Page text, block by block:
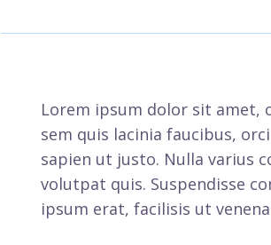
Lorem ipsum dolor sit amet,
sem quis lacinia faucibus,
sapien ut justo. Nulla varius
volutpat quis. Suspendisse
ipsum erat, facilisis ut